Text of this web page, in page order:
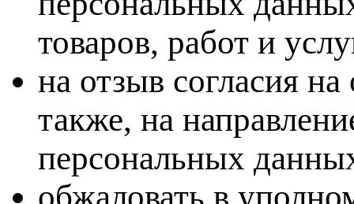
товаров, работ и
на отзыв согласия
также, на
персональных